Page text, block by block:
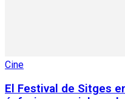
Cine
El Festival de Sitges